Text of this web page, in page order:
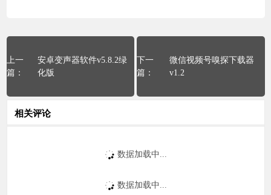
安卓变声器软件v5.8.2绿
化版
微信视频号嗅探下载器
v1.2
相关评论
数据加载中...
数据加载中...